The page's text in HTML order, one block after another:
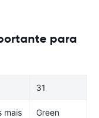
para
31
mais
Green